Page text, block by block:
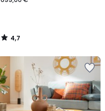
4,7
/